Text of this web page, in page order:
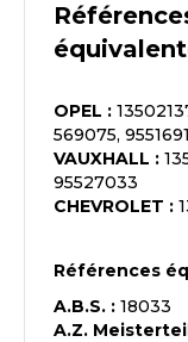
OPEL :
569075,
VAUXHALL :
95527033
CHEVROLET :
Références
A.B.S. : 18033
A.Z.